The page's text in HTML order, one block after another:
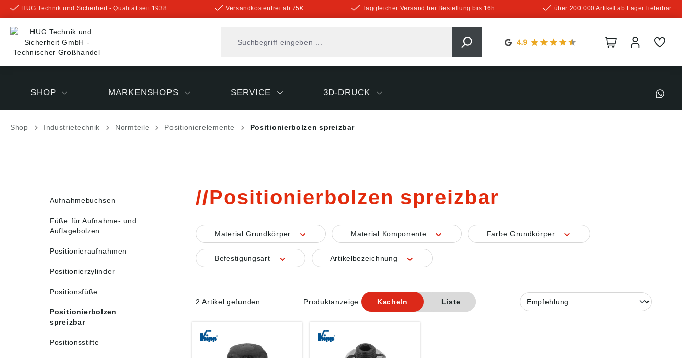
springen
HUG Technik und Sicherheit - Qualität seit 1938 Versandkostenfrei ab 75€ Taggleicher Versand bei Bestellung bis 16h über 200.000 Artikel ab Lager lieferbar
SHOP MARKENSHOPS SERVICE 3D-DRUCK
Shop Industrietechnik Normteile Positionierelemente Positionierbolzen spreizbar
Aufnahmebuchsen
Füße für Aufnahme- und
Auflagebolzen
Positionieraufnahmen
Positionierzylinder
Positionsfüße
Positionierbolzen
spreizbar
Positionsstifte
Positionierbolzen spreizbar
Material Grundkörper Material Komponente Farbe Grundkörper
Befestigungsart Artikelbezeichnung
2 Artikel gefunden Produktanzeige: Kacheln Liste